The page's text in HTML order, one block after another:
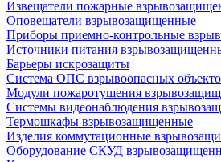
Извещатели пожарные
Оповещатели взрывозащищенные
Приборы приемно-контрольные
Источники питания
Барьеры искрозащиты
Система ОПС взрывоопасных
Модули пожаротушения
Системы видеонаблюдения
Термошкафы взрывозащищенные
Изделия коммутационные
Оборудование СКУД